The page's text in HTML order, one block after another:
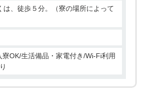
、徒歩５分。（寮の場所によって
OK/生活備品・家電付き/Wi-Fi利用